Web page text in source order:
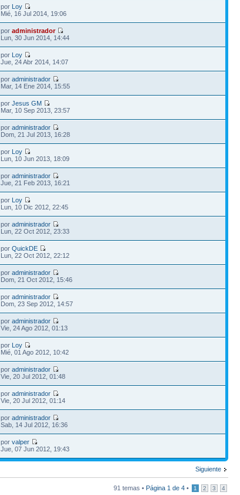
por Loy
Mié, 16 Jul 2014, 19:06
poradministrador
Lun, 30 Jun 2014, 14:44
por Loy
Jue, 24 Abr 2014, 14:07
poradministrador
Mar, 14 Ene 2014, 15:55
porJesus GM
Mar, 10 Sep 2013, 23:57
poradministrador
Dom, 21 Jul 2013, 16:28
por Loy
Lun, 10 Jun 2013, 18:09
poradministrador
Jue, 21 Feb 2013, 16:21
por Loy
Lun, 10 Dic 2012, 22:45
poradministrador
Lun, 22 Oct 2012, 23:33
porQuickDE
Lun, 22 Oct 2012, 22:12
poradministrador
Dom, 21 Oct 2012, 15:46
poradministrador
Dom, 23 Sep 2012, 14:57
poradministrador
Vie, 24 Ago 2012, 01:13
por Loy
Mié, 01 Ago 2012, 10:42
poradministrador
Vie, 20 Jul 2012, 01:48
poradministrador
Vie, 20 Jul 2012, 01:14
poradministrador
Sab, 14 Jul 2012, 16:36
porvalper
Jue, 07 Jun 2012, 19:43
Siguiente
91 temas • Página 1 de 4 • 1 2 3 4